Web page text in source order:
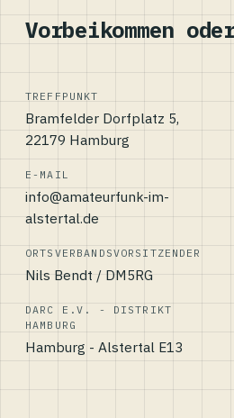
Vorbeikommen
TREFFPUNKT
Bramfelder Dorfplatz 5,
22179 Hamburg
E-MAIL
info@amateurfunk-im-
alstertal.de
ORTSVERBANDSVORSITZENDER
Nils Bendt / DM5RG
DARC E.V. - DISTRIKT
HAMBURG
Hamburg - Alstertal E13